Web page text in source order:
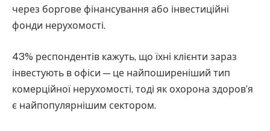
через боргове фінансування або інвестиційні
фонди нерухомості.
43% респондентів кажуть, що їхні клієнти зараз
інвестують в офіси — це найпоширеніший тип
комерційної нерухомості, тоді як охорона здоров’я
є найпопулярнішим сектором.